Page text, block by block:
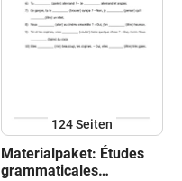
124Seiten
Materialpaket: Études
grammaticales